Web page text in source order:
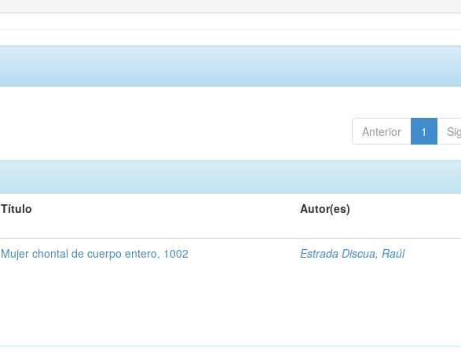
Anterior 1
Título Autor(es)
Mujer chontal de cuerpo entero, 1002 Estrada Discua, Raúl